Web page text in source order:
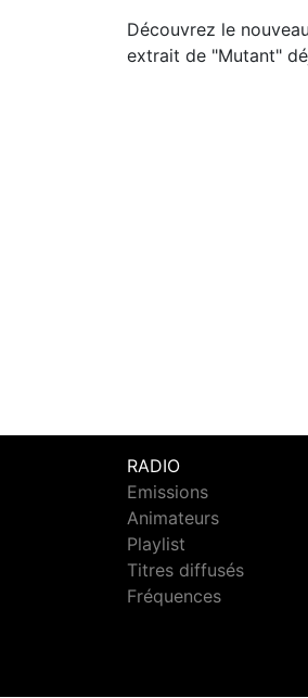
Découvrez le
extrait de "Mutant"
RADIO
Emissions
Animateurs
Playlist
Titres diffusés
Fréquences